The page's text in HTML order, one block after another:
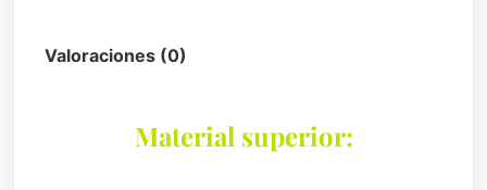
Valoraciones (0)
Material superior: